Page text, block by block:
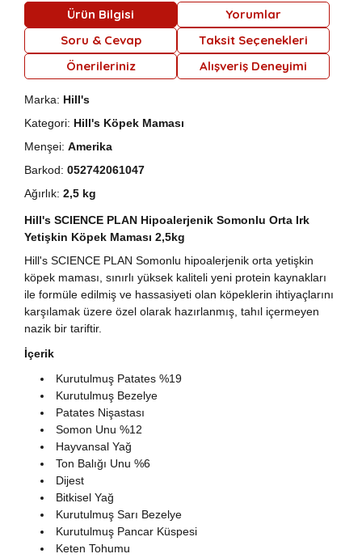
Ürün Bilgisi
Yorumlar
Soru & Cevap
Taksit Seçenekleri
Önerileriniz
Alışveriş Deneyimi
Marka: Hill's
Kategori: Hill's Köpek Maması
Menşei: Amerika
Barkod: 052742061047
Ağırlık: 2,5 kg
Hill's SCIENCE PLAN Hipoalerjenik Somonlu Orta Irk
Yetişkin Köpek Maması 2,5kg
Hill's SCIENCE PLAN Somonlu hipoalerjenik orta yetişkin
köpek maması, sınırlı yüksek kaliteli yeni protein kaynakları
ile formüle edilmiş ve hassasiyeti olan köpeklerin ihtiyaçlarını
karşılamak üzere özel olarak hazırlanmış, tahıl içermeyen
nazik bir tariftir.
İçerik
Kurutulmuş Patates %19
Kurutulmuş Bezelye
Patates Nişastası
Somon Unu %12
Hayvansal Yağ
Ton Balığı Unu %6
Dijest
Bitkisel Yağ
Kurutulmuş Sarı Bezelye
Kurutulmuş Pancar Küspesi
Keten Tohumu